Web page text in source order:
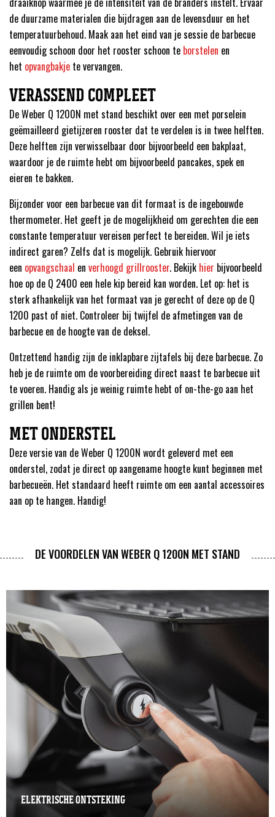
de duurzame materialen die bijdragen aan de levensduur en het
temperatuurbehoud. Maak aan het eind van je sessie de barbecue
eenvoudig schoon door het rooster schoon te borstelen en
het opvangbakje te vervangen.
VERASSEND COMPLEET
De Weber Q 1200N met stand beschikt over een met porselein
geëmailleerd gietijzeren rooster dat te verdelen is in twee helften.
Deze helften zijn verwisselbaar door bijvoorbeeld een bakplaat,
waardoor je de ruimte hebt om bijvoorbeeld pancakes, spek en
eieren te bakken.
Bijzonder voor een barbecue van dit formaat is de ingebouwde
thermometer. Het geeft je de mogelijkheid om gerechten die een
constante temperatuur vereisen perfect te bereiden. Wil je iets
indirect garen? Zelfs dat is mogelijk. Gebruik hiervoor
een opvangschaal en verhoogd grillrooster. Bekijk hier bijvoorbeeld
hoe op de Q 2400 een hele kip bereid kan worden. Let op: het is
sterk afhankelijk van het formaat van je gerecht of deze op de Q
1200 past of niet. Controleer bij twijfel de afmetingen van de
barbecue en de hoogte van de deksel.
Ontzettend handig zijn de inklapbare zijtafels bij deze barbecue. Zo
heb je de ruimte om de voorbereiding direct naast te barbecue uit
te voeren. Handig als je weinig ruimte hebt of on-the-go aan het
grillen bent!
MET ONDERSTEL
Deze versie van de Weber Q 1200N wordt geleverd met een
onderstel, zodat je direct op aangename hoogte kunt beginnen met
barbecueën. Het standaard heeft ruimte om een aantal accessoires
aan op te hangen. Handig!
DE VOORDELEN VAN WEBER Q 1200N MET STAND
ELEKTRISCHE ONTSTEKING